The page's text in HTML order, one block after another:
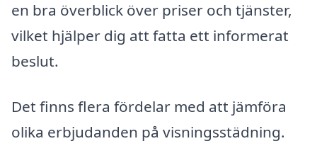
en bra överblick över priser och tjänster,
vilket hjälper dig att fatta ett informerat
beslut.
Det finns flera fördelar med att jämföra
olika erbjudanden på visningsstädning.